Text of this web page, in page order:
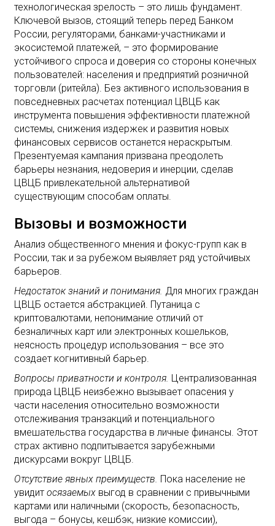
технологическая зрелость – это лишь фундамент.
Ключевой вызов, стоящий теперь перед Банком
России, регуляторами, банками-участниками и
экосистемой платежей, – это формирование
устойчивого спроса и доверия со стороны конечных
пользователей: населения и предприятий розничной
торговли (ритейла). Без активного использования в
повседневных расчетах потенциал ЦВЦБ как
инструмента повышения эффективности платежной
системы, снижения издержек и развития новых
финансовых сервисов останется нераскрытым.
Презентуемая кампания призвана преодолеть
барьеры незнания, недоверия и инерции, сделав
ЦВЦБ привлекательной альтернативой
существующим способам оплаты.
Вызовы и возможности
Анализ общественного мнения и фокус-групп как в
России, так и за рубежом выявляет ряд устойчивых
барьеров.
Недостаток знаний и понимания. Для многих граждан
ЦВЦБ остается абстракцией. Путаница с
криптовалютами, непонимание отличий от
безналичных карт или электронных кошельков,
неясность процедур использования – все это
создает когнитивный барьер.
Вопросы приватности и контроля. Централизованная
природа ЦВЦБ неизбежно вызывает опасения у
части населения относительно возможности
отслеживания транзакций и потенциального
вмешательства государства в личные финансы. Этот
страх активно подпитывается зарубежными
дискурсами вокруг ЦВЦБ.
Отсутствие явных преимуществ. Пока население не
увидит осязаемых выгод в сравнении с привычными
картами или наличными (скорость, безопасность,
выгода – бонусы, кешбэк, низкие комиссии),